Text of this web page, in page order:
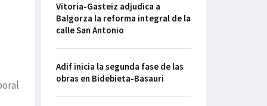
Vitoria-Gasteiz adjudica a
Balgorza la reforma integral de la
calle San Antonio
Adif inicia la segunda fase de las
obras en Bidebieta-Basauri